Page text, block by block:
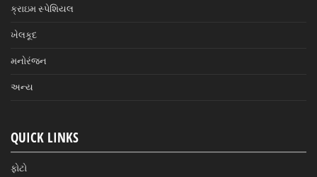
ક્રાઇમ સ્પેશિયલ
ખેલકૂદ
મનોરંજન
અન્ય
QUICK LINKS
ફોટો